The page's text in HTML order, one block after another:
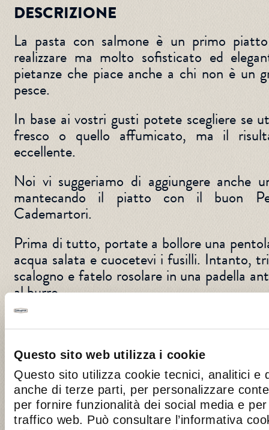
Questo sito web utilizza i cookie
Questo sito utilizza cookie tecnici, analitici e
anche di terze parti, per personalizzare
per fornire funzionalità dei social media e
traffico web. Può consultare l’informativa
DESCRIZIONE
La pasta con salmone è un primo
realizzare ma molto sofisticato ed
pietanze che piace anche a chi non è un
pesce.
In base ai vostri gusti potete scegliere se
fresco o quello affumicato, ma il
eccellente.
Noi vi suggeriamo di aggiungere anche
mantecando il piatto con il buon
Cademartori.
Prima di tutto, portate a bollore una
acqua salata e cuocetevi i fusilli. Intanto,
scalogno e fatelo rosolare in una padella
al burro.
per 5-10 minuti, regolando di sale.
Scolate la pasta al dente e unitela al
per insaporire e mantecate con il
Cademartori. Trasferite la pasta al